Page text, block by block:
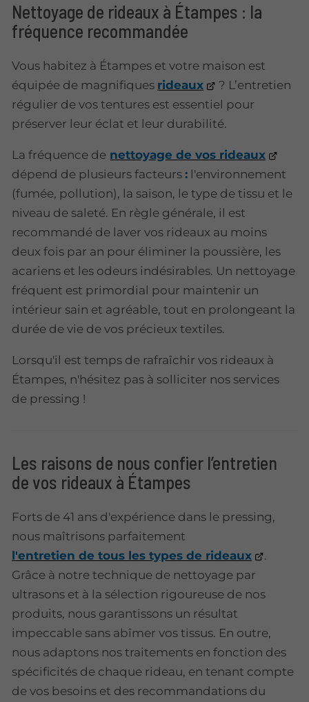
Nettoyage de rideaux à Étampes : la
fréquence recommandée
Vous habitez à Étampes et votre maison est
équipée de magnifiques rideaux
? L’entretien
régulier de vos tentures est essentiel pour
préserver leur éclat et leur durabilité.
La fréquence de nettoyage de vos rideaux
dépend de plusieurs facteurs : l'environnement
(fumée, pollution), la saison, le type de tissu et le
niveau de saleté. En règle générale, il est
recommandé de laver vos rideaux au moins
deux fois par an pour éliminer la poussière, les
acariens et les odeurs indésirables. Un nettoyage
fréquent est primordial pour maintenir un
intérieur sain et agréable, tout en prolongeant la
durée de vie de vos précieux textiles.
Lorsqu'il est temps de rafraîchir vos rideaux à
Étampes, n'hésitez pas à solliciter nos services
de pressing !
Les raisons de nous confier l’entretien
de vos rideaux à Étampes
Forts de 41 ans d'expérience dans le pressing,
nous maîtrisons parfaitement
l'entretien de tous les types de rideaux
.
Grâce à notre technique de nettoyage par
ultrasons et à la sélection rigoureuse de nos
produits, nous garantissons un résultat
impeccable sans abîmer vos tissus. En outre,
nous adaptons nos traitements en fonction des
spécificités de chaque rideau, en tenant compte
de vos besoins et des recommandations du